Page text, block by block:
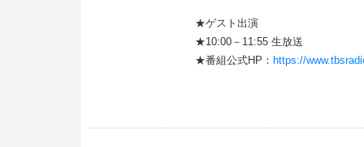
★ゲスト出演
★10:00－11:55 生放送
★番組公式HP： https://